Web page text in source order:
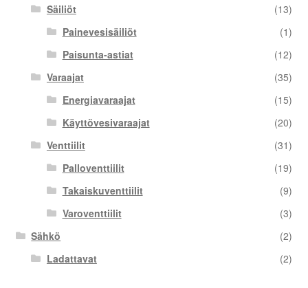
Säiliöt
(13)
Painevesisäiliöt
(1)
Paisunta-astiat
(12)
Varaajat
(35)
Energiavaraajat
(15)
Käyttövesivaraajat
(20)
Venttiilit
(31)
Palloventtiilit
(19)
Takaiskuventtiilit
(9)
Varoventtiilit
(3)
Sähkö
(2)
Ladattavat
(2)